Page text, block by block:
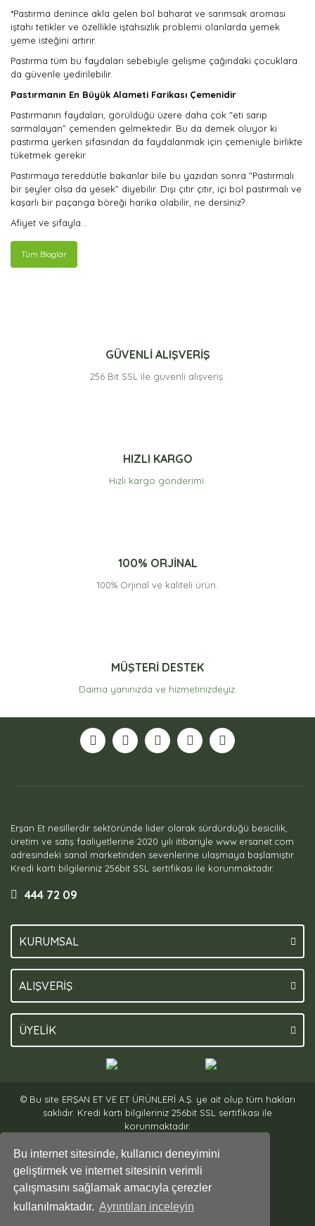
Bu internet sitesinde, kullanıcı deneyimini
geliştirmek ve internet sitesinin verimli
çalışmasını sağlamak amacıyla çerezler
kullanılmaktadır. Ayrıntıları inceleyin
*Pastırma denince akla gelen bol baharat ve sarımsak aroması
iştahı tetikler ve özellikle iştahsızlık problemi olanlarda yemek
yeme isteğini artırır.
Pastırma tüm bu faydaları sebebiyle gelişme çağındaki çocuklara
da güvenle yedirilebilir.
Pastırmanın En Büyük Alameti Farikası Çemenidir
Pastırmanın faydaları, görüldüğü üzere daha çok "eti sarıp
sarmalayan” çemenden gelmektedir. Bu da demek oluyor ki
pastırma yerken şifasından da faydalanmak için çemeniyle birlikte
tüketmek gerekir.
Pastırmaya tereddütle bakanlar bile bu yazıdan sonra "Pastırmalı
bir şeyler olsa da yesek” diyebilir. Dışı çıtır çıtır, içi bol pastırmalı ve
kaşarlı bir paçanga böreği harika olabilir, ne dersiniz?
Afiyet ve şifayla…
Tüm Bloglar
GÜVENLİ ALIŞVERİŞ
256 Bit SSL ile güvenli alışveriş.
HIZLI KARGO
Hızlı kargo gönderimi.
100% ORJİNAL
100% Orjinal ve kaliteli ürün.
MÜŞTERİ DESTEK
Daima yanınızda ve hizmetinizdeyiz.
Erşan Et nesillerdir sektöründe lider olarak sürdürdüğü besicilik,
üretim ve satış faaliyetlerine 2020 yılı itibariyle www.ersanet.com
adresindeki sanal marketinden sevenlerine ulaşmaya başlamıştır.
Kredi kartı bilgileriniz 256bit SSL sertifikası ile korunmaktadır.
444 72 09
KURUMSAL
ALIŞVERİŞ
ÜYELİK
© Bu site ERŞAN ET VE ET ÜRÜNLERİ A.Ş. ye ait olup tüm hakları
saklıdır. Kredi kartı bilgileriniz 256bit SSL sertifikası ile
korunmaktadır.